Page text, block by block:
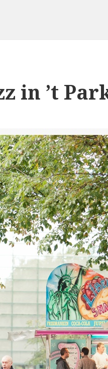
in ’t